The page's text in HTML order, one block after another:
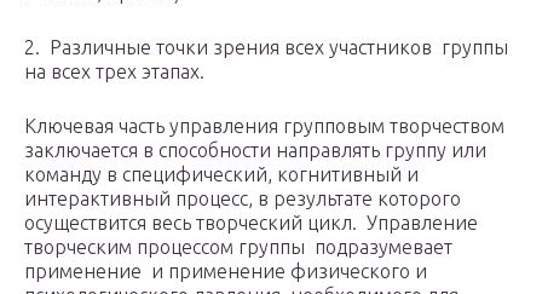
2. Различные точки зрения всех участников группы
на всех трех этапах.
Ключевая часть управления групповым творчеством
заключается в способности направлять группу или
команду в специфический, когнитивный и
интерактивный процесс, в результате которого
осуществится весь творческий цикл. Управление
творческим процессом группы подразумевает
применение и применение физического и